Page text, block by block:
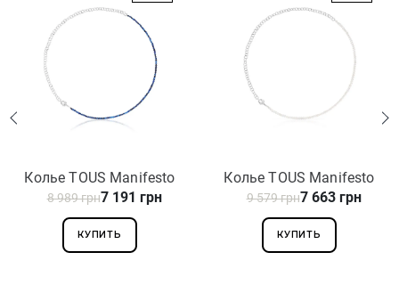
Колье TOUS Manifesto
1004607200
8 989 грн7 191 грн
КУПИТЬ
Колье TOUS Manifesto
1004606200
9 579 грн7 663 грн
КУПИТЬ